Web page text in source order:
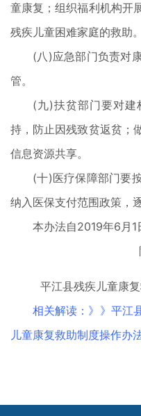
童康复；组织福利机构开
残疾儿童困难家庭的救助。
(八)应急部门负责对
管。
(九)扶贫部门要对建
持，防止因残致贫返贫；
信息资源共享。
(十)医疗保障部门要
纳入医保支付范围政策，
本办法自2019年6月1
平江县残疾儿童康
相关解读：》》平江
儿童康复救助制度操作办